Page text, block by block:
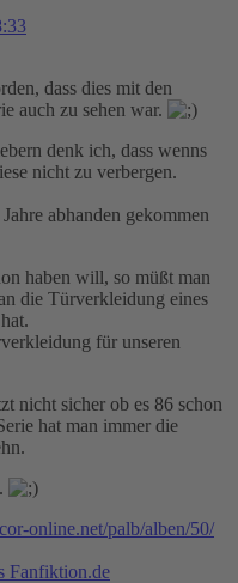
dass dies mit den
auch zu sehen war.
denk ich, dass wenns
nicht zu verbergen.
abhanden gekommen
haben will, so müßt man
die Türverkleidung eines
für unseren
nicht sicher ob es 86 schon
hat man immer die
online.net/palb/alben/50/
Fanfiktion.de